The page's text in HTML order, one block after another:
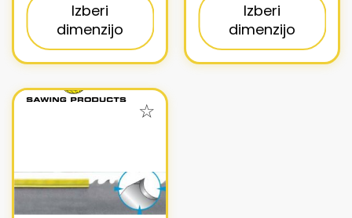
Izberi
dimenzijo
Izberi
dimenzijo